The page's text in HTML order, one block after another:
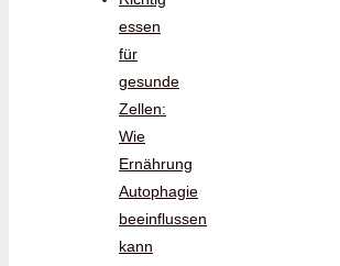
essen
für
gesunde
Zellen:
Wie
Ernährung
Autophagie
beeinflussen
kann